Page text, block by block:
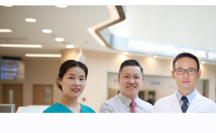
科普中心